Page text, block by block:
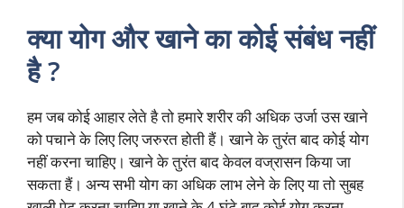
क्या योग और खाने का कोई संबंध नहीं
है ?
हम जब कोई आहार लेते है तो हमारे शरीर की अधिक उर्जा उस खाने
को पचाने के लिए लिए जरुरत होती हैं। खाने के तुरंत बाद कोई योग
नहीं करना चाहिए। खाने के तुरंत बाद केवल वज्रासन किया जा
सकता हैं। अन्य सभी योग का अधिक लाभ लेने के लिए या तो सुबह